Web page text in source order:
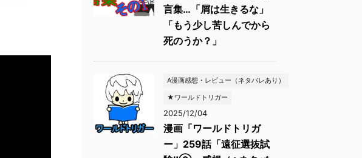
言集…「屑は生きるな」
「もう少し苦しんでから
死のうか？」
A漫画感想・レビュー（ネタバレあり）
★ワールドトリガー
2025/12/04
漫画「ワールドトリガ
ー」259話「遠征選抜試